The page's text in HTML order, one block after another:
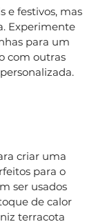
e festivos, mas
Experimente
para um
com outras
criar uma
para o
ser usados
de calor
terracota